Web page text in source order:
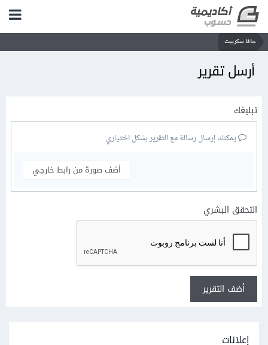
جافا سكريبت
أرسل تقرير
تبليغك
يمكنك إرسال رسالة مع التقرير بشكل اختياري
أضف صورة من رابط خارجي
التحقق البشري
أضف التقرير
إعلانات